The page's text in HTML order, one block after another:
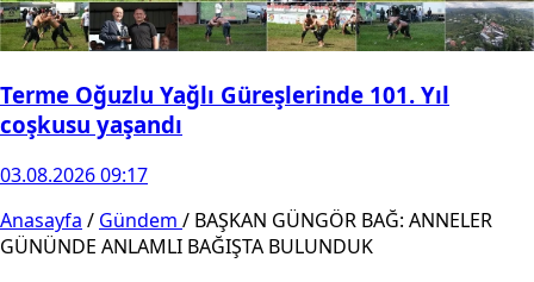
Terme Oğuzlu Yağlı Güreşlerinde 101. Yıl
coşkusu yaşandı
03.08.2026 09:17
Anasayfa / Gündem / BAŞKAN GÜNGÖR BAĞ: ANNELER
GÜNÜNDE ANLAMLI BAĞIŞTA BULUNDUK